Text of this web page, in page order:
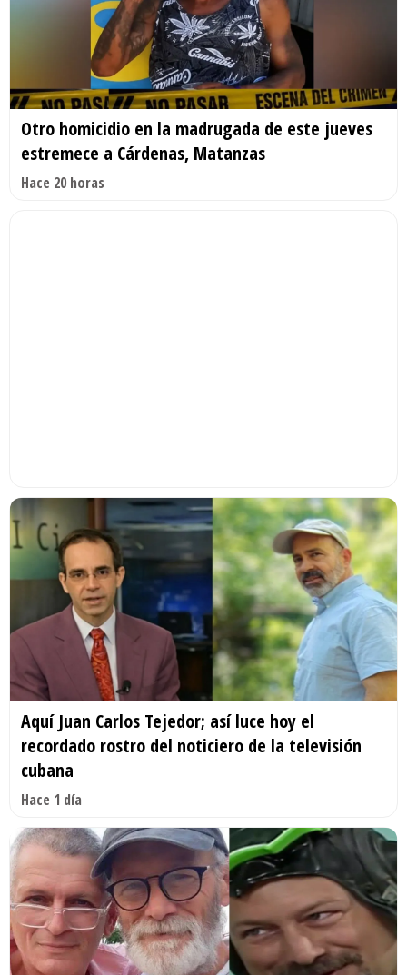
Otro homicidio en la madrugada de este jueves
estremece a Cárdenas, Matanzas
Hace 20 horas
Aquí Juan Carlos Tejedor; así luce hoy el
recordado rostro del noticiero de la televisión
cubana
Hace 1 día